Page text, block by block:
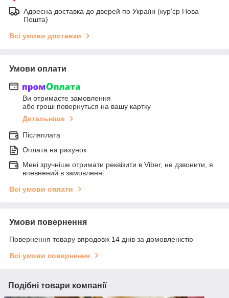
Адресна доставка до дверей по Україні (кур'єр Нова
Пошта)
Всі умови доставки
Умови оплати
Ви отримаєте замовлення
або гроші повернуться на вашу картку
Детальніше
Післяплата
Оплата на рахунок
Мені зручніше отримати реквізити в Viber, не дзвонити, я
впевнений в замовленні
Всі умови оплати
Умови повернення
Повернення товару впродовж 14 днів за домовленістю
Всі умови повернення
Подібні товари компанії